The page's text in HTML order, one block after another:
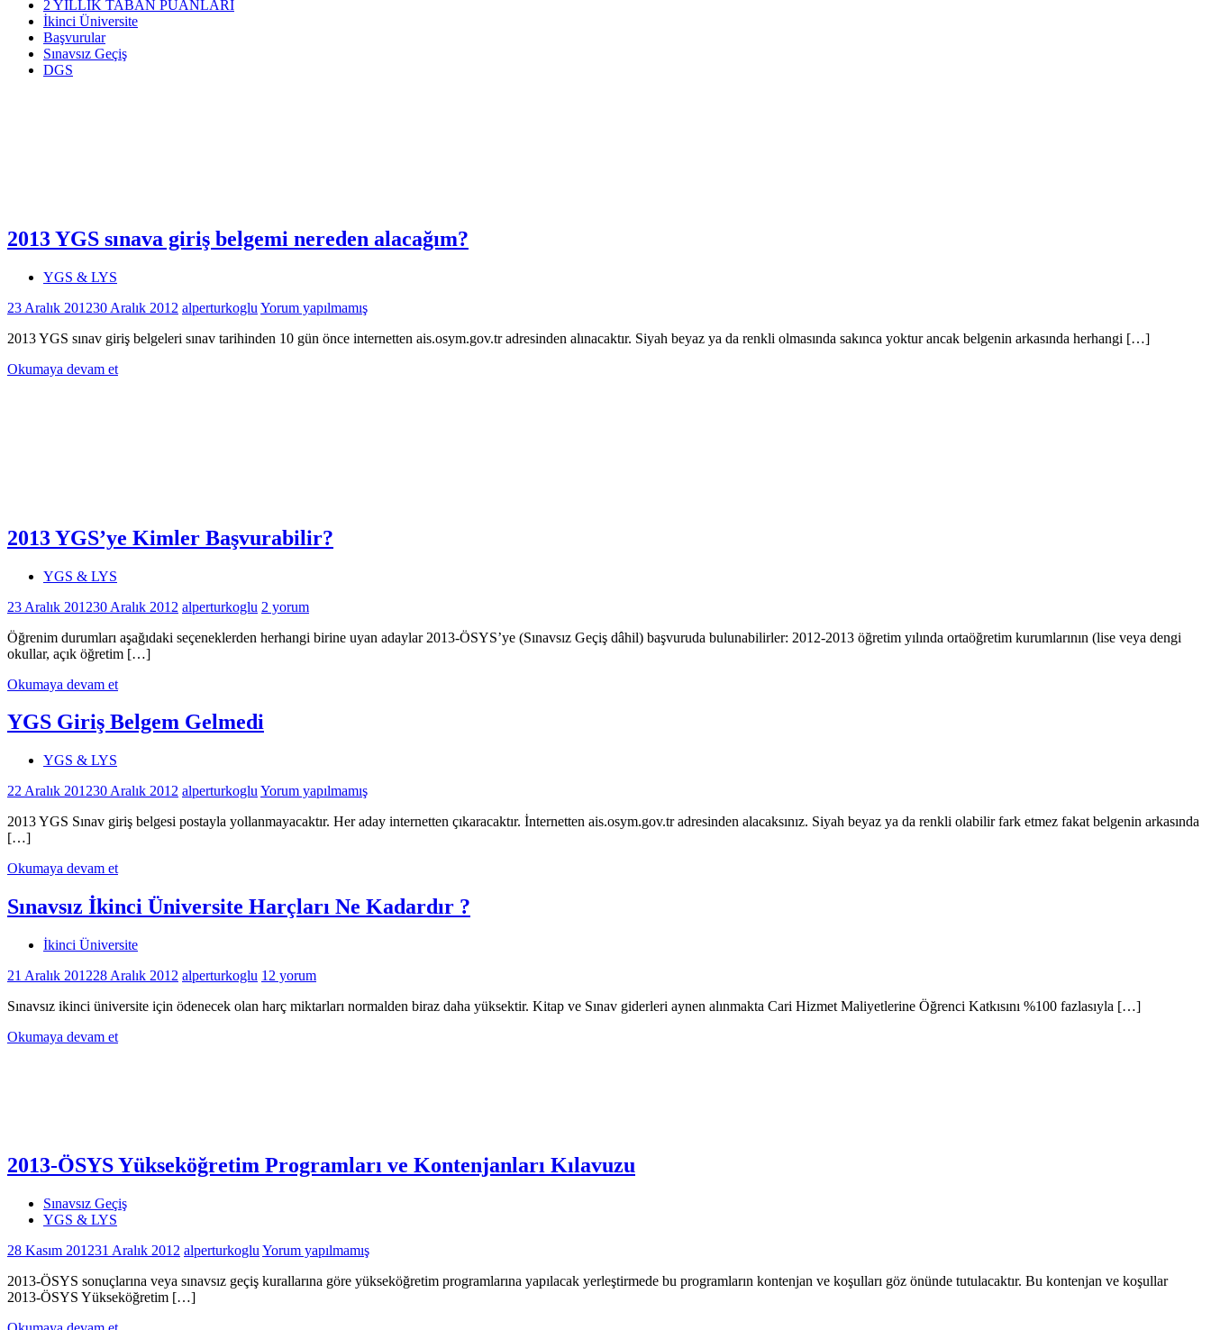
2 YILLIK TABAN PUANLARI
İkinci Üniversite
Başvurular
Sınavsız Geçiş
DGS
2013 YGS sınava giriş belgemi nereden alacağım?
YGS & LYS
23 Aralık 201230 Aralık 2012 alperturkoglu Yorum yapılmamış
2013 YGS sınav giriş belgeleri sınav tarihinden 10 gün önce internetten ais.osym.gov.tr adresinden alınacaktır. Siyah beyaz ya da renkli olmasında sakınca yoktur ancak belgenin arkasında herhangi […]
Okumaya devam et
2013 YGS’ye Kimler Başvurabilir?
YGS & LYS
23 Aralık 201230 Aralık 2012 alperturkoglu 2 yorum
Öğrenim durumları aşağıdaki seçeneklerden herhangi birine uyan adaylar 2013-ÖSYS’ye (Sınavsız Geçiş dâhil) başvuruda bulunabilirler: 2012-2013 öğretim yılında ortaöğretim kurumlarının (lise veya dengi
okullar, açık öğretim […]
Okumaya devam et
YGS Giriş Belgem Gelmedi
YGS & LYS
22 Aralık 201230 Aralık 2012 alperturkoglu Yorum yapılmamış
2013 YGS Sınav giriş belgesi postayla yollanmayacaktır. Her aday internetten çıkaracaktır. İnternetten ais.osym.gov.tr adresinden alacaksınız. Siyah beyaz ya da renkli olabilir fark etmez fakat belgenin arkasında
[…]
Okumaya devam et
Sınavsız İkinci Üniversite Harçları Ne Kadardır ?
İkinci Üniversite
21 Aralık 201228 Aralık 2012 alperturkoglu 12 yorum
Sınavsız ikinci üniversite için ödenecek olan harç miktarları normalden biraz daha yüksektir. Kitap ve Sınav giderleri aynen alınmakta Cari Hizmet Maliyetlerine Öğrenci Katkısını %100 fazlasıyla […]
Okumaya devam et
2013-ÖSYS Yükseköğretim Programları ve Kontenjanları Kılavuzu
Sınavsız Geçiş
YGS & LYS
28 Kasım 201231 Aralık 2012 alperturkoglu Yorum yapılmamış
2013-ÖSYS sonuçlarına veya sınavsız geçiş kurallarına göre yükseköğretim programlarına yapılacak yerleştirmede bu programların kontenjan ve koşulları göz önünde tutulacaktır. Bu kontenjan ve koşullar
2013-ÖSYS Yükseköğretim […]